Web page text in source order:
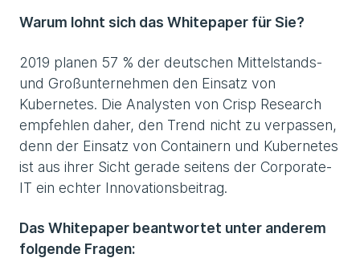
Warum lohnt sich das Whitepaper für Sie?
2019 planen 57 % der deutschen Mittelstands-
und Großunternehmen den Einsatz von
Kubernetes. Die Analysten von Crisp Research
empfehlen daher, den Trend nicht zu verpassen,
denn der Einsatz von Containern und Kubernetes
ist aus ihrer Sicht gerade seitens der Corporate-
IT ein echter Innovationsbeitrag.
Das Whitepaper beantwortet unter anderem
folgende Fragen: